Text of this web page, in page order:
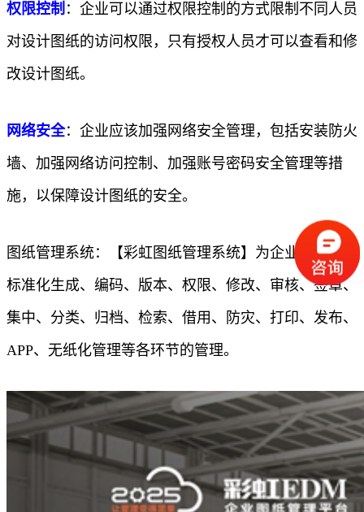
权限控制 ：企业可以通过权限控制的方式限制不同人员
对设计图纸的访问权限，只有授权人员才可以查看和修
改设计图纸。
网络安全：企业应该加强网络安全管理，包括安装防火
墙、加强网络访问控制、加强账号密码安全管理等措
施，以保障设计图纸的安全。
图纸管理系统：【彩虹图纸管理系统】为企业提供图纸
标准化生成、编码、版本、权限、修改、审核、签章、
集中、分类、归档、检索、借用、防灾、打印、发布、
APP、无纸化管理等各环节的管理。